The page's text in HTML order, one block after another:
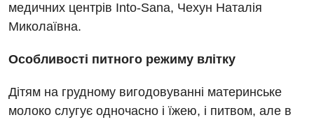
медичних центрів Into-Sana, Чехун Наталія
Миколаївна.
Особливості питного режиму влітку
Дітям на грудному вигодовуванні материнське
молоко слугує одночасно і їжею, і питвом, але в